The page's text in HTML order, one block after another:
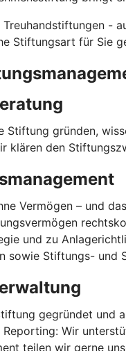
Treuhandstiftungen -
Stiftungsart für Sie
Stiftung gründen,
klären den
Vermögen – und
und zu
sowie Stiftungs- und
gegründet und
Wir
teilen wir gerne